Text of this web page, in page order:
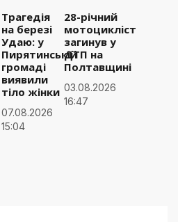
Трагедія
на березі
Удаю: у
Пирятинській
громаді
виявили
тіло жінки
07.08.2026
15:04
28-річний
мотоцикліст
загинув у
ДТП на
Полтавщині
03.08.2026
16:47